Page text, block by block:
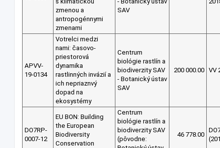
zmenou a
antropogénnymi
zmenami
SAV
APVV-
19-0134
Votrelci medzi
nami: časovo-
priestorová
dynamika
rastlinných invázií a
ich nepriaznvý
dopad na
ekosystémy
Centrum
biológie rastlín a
biodiverzity SAV
- Botanický ústav
SAV
200 000.00 VV
DO7RP-
0007-12
EU BON: Building
the European
Biodiversity
Conservation
Centrum
biológie rastlín a
biodiverzity SAV
(pôvodne:
46 778.00